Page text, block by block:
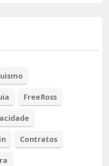
FreeRoss
Contratos